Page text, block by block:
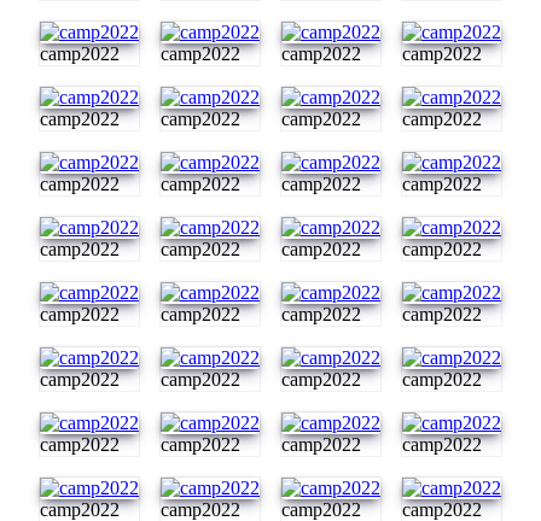
camp2022 camp2022 camp2022 camp2022
camp2022 camp2022 camp2022 camp2022
camp2022 camp2022 camp2022 camp2022
camp2022 camp2022 camp2022 camp2022
camp2022 camp2022 camp2022 camp2022
camp2022 camp2022 camp2022 camp2022
camp2022 camp2022 camp2022 camp2022
camp2022 camp2022 camp2022 camp2022